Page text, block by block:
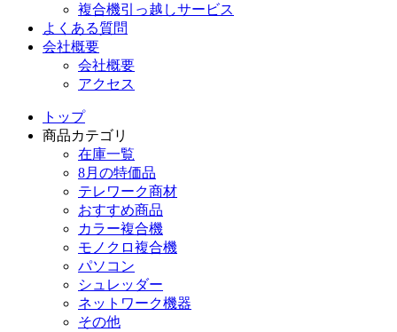
複合機引っ越しサービス
よくある質問
会社概要
会社概要
アクセス
トップ
商品カテゴリ
在庫一覧
8月の特価品
テレワーク商材
おすすめ商品
カラー複合機
モノクロ複合機
パソコン
シュレッダー
ネットワーク機器
その他